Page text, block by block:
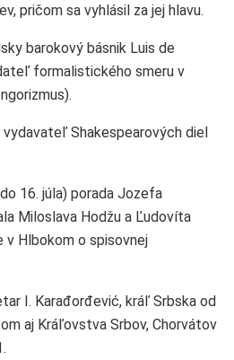
pričom sa vyhlásil za jej hlavu.
barokový básnik Luis de
formalistického smeru v
Shakespearových diel
16. júla) porada Jozefa
Miloslava Hodžu a Ľudovíta
v Hlbokom o spisovnej
I. Karađorđević, kráľ Srbska od
aj Kráľovstva Srbov, Chorvátov